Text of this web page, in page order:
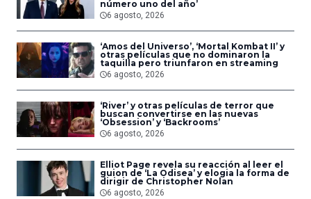
número uno del año’
6 agosto, 2026
‘Amos del Universo’, ‘Mortal Kombat II’ y
otras películas que no dominaron la
taquilla pero triunfaron en streaming
6 agosto, 2026
‘River’ y otras películas de terror que
buscan convertirse en las nuevas
‘Obsession’ y ‘Backrooms’
6 agosto, 2026
Elliot Page revela su reacción al leer el
guion de ‘La Odisea’ y elogia la forma de
dirigir de Christopher Nolan
6 agosto, 2026